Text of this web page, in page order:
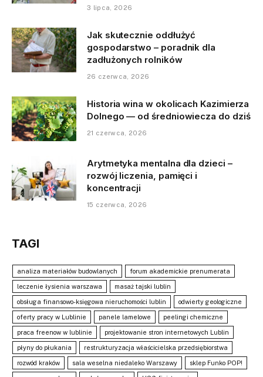
3 lipca, 2026
Jak skutecznie oddłużyć
gospodarstwo – poradnik dla
zadłużonych rolników
26 czerwca, 2026
Historia wina w okolicach Kazimierza
Dolnego — od średniowiecza do dziś
21 czerwca, 2026
Arytmetyka mentalna dla dzieci –
rozwój liczenia, pamięci i
koncentracji
15 czerwca, 2026
TAGI
analiza materiałów budowlanych forum akademickie prenumerata
leczenie łysienia warszawa masaż tajski lublin
obsługa finansowo-księgowa nieruchomości lublin odwierty geologiczne
oferty pracy w Lublinie panele lamelowe peelingi chemiczne
praca freenow w lublinie projektowanie stron internetowych Lublin
płyny do płukania restrukturyzacja właścicielska przedsiębiorstwa
rozwód kraków sala weselna niedaleko Warszawy sklep Funko POP!